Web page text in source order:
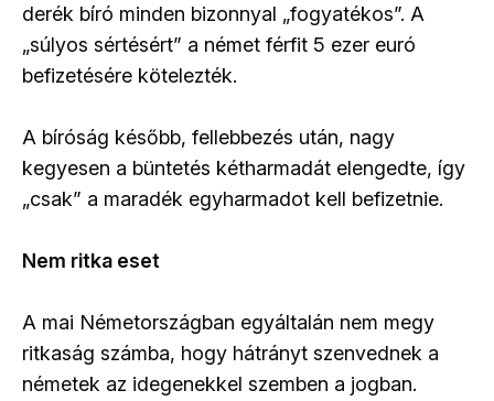
derék bíró minden bizonnyal „fogyatékos”. A
„súlyos sértésért” a német férfit 5 ezer euró
befizetésére kötelezték.
A bíróság később, fellebbezés után, nagy
kegyesen a büntetés kétharmadát elengedte, így
„csak” a maradék egyharmadot kell befizetnie.
Nem ritka eset
A mai Németországban egyáltalán nem megy
ritkaság számba, hogy hátrányt szenvednek a
németek az idegenekkel szemben a jogban.